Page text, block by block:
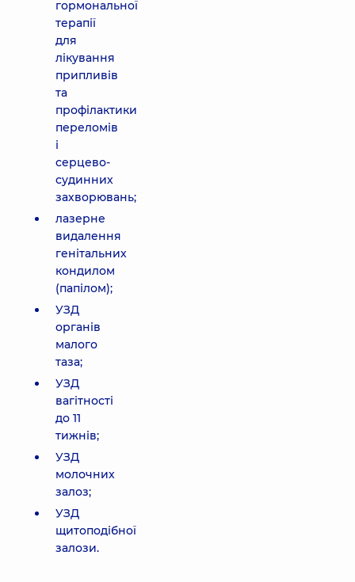
гормональної
терапії
для
лікування
припливів
та
профілактики
переломів
і
серцево-
судинних
захворювань;
лазерне
видалення
генітальних
кондилом
(папілом);
УЗД
органів
малого
таза;
УЗД
вагітності
до 11
тижнів;
УЗД
молочних
залоз;
УЗД
щитоподібної
залози.